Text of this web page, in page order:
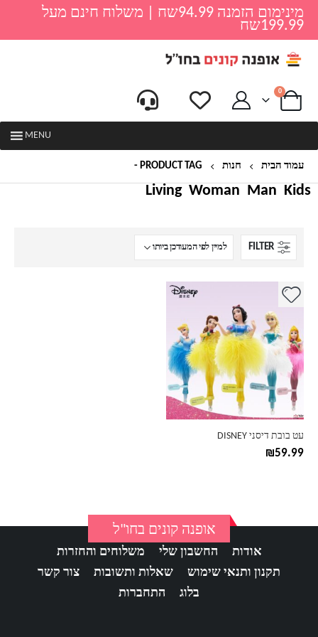
מינימום הזמנה 94.99שח | משלוח חינם מעל
199.99שח
0
MENU
עמוד הבית חנות PRODUCT TAG -
Kids
Man
Woman
Living
FILTER
עט בובת דיסני DISNEY
₪59.99
למוצר
מספר
סוגים.
ניתן
לבחור
את
האפשרויות
אופנה קונים בחו"ל
אודות החשבון שלי
משלוחים והחזרות
תקנון ותנאי שימוש
שאלות ותשובות
צור קשר
בלוג
התחברות